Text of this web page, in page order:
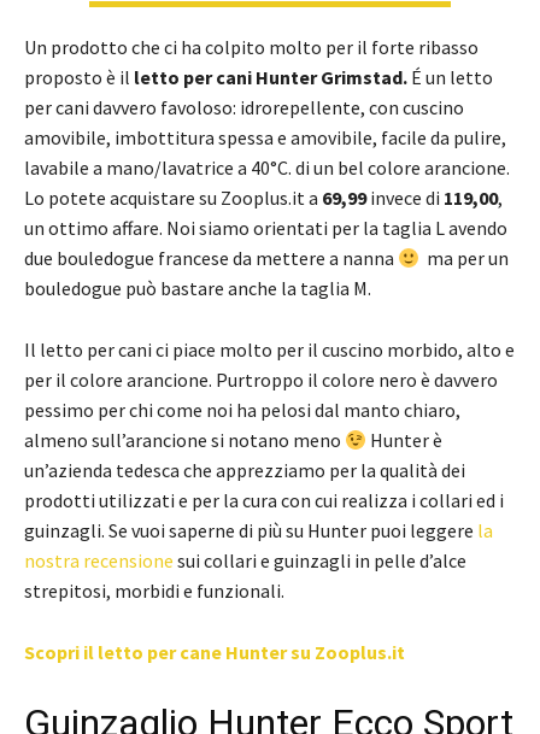
Un prodotto che ci ha colpito molto per il forte ribasso
proposto è il letto per cani Hunter Grimstad. É un letto
per cani davvero favoloso: idrorepellente, con cuscino
amovibile, imbottitura spessa e amovibile, facile da pulire,
lavabile a mano/lavatrice a 40°C. di un bel colore arancione.
Lo potete acquistare su Zooplus.it a 69,99invece di 119,00,
un ottimo affare. Noi siamo orientati per la taglia L avendo
due bouledogue francese da mettere a nanna
ma per un
bouledogue può bastare anche la taglia M.
Il letto per cani ci piace molto per il cuscino morbido, alto e
per il colore arancione. Purtroppo il colore nero è davvero
pessimo per chi come noi ha pelosi dal manto chiaro,
almeno sull’arancione si notano meno
Hunter è
un’azienda tedesca che apprezziamo per la qualità dei
prodotti utilizzati e per la cura con cui realizza i collari ed i
guinzagli. Se vuoi saperne di più su Hunter puoi leggere la
nostra recensione sui collari e guinzagli in pelle d’alce
strepitosi, morbidi e funzionali.
Scopri il letto per cane Hunter su Zooplus.it
Guinzaglio Hunter Ecco Sport